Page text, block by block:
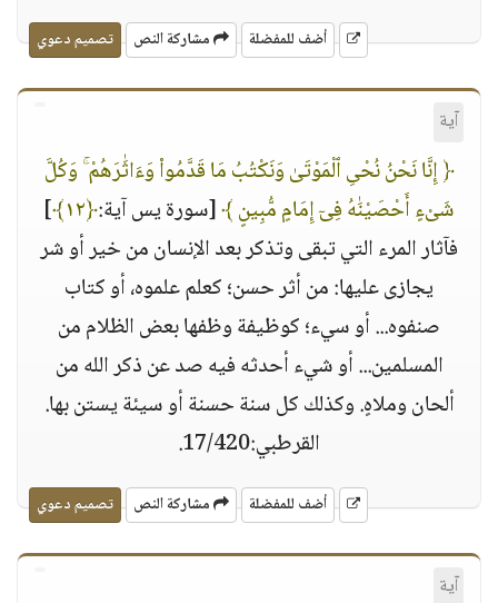
أضف للمفضلة مشاركة النص تصميم دعوي
آية
﴿ إِنَّا نَحْنُ نُحْىِ ٱلْمَوْتَىٰ وَنَكْتُبُ مَا قَدَّمُوا۟ وَءَاثَٰرَهُمْ ۚ وَكُلَّ
شَىْءٍ أَحْصَيْنَٰهُ فِىٓ إِمَامٍ مُّبِينٍ ﴾[سورة يس آية:﴿١٢﴾
]
فآثار المرء التي تبقى وتذكر بعد الإنسان من خير أو شر
يجازى عليها: من أثر حسن؛ كعلم علموه، أو كتاب
صنفوه... أو سيء؛ كوظيفة وظفها بعض الظلام من
المسلمين... أو شيء أحدثه فيه صد عن ذكر الله من
ألحان وملاهٍ. وكذلك كل سنة حسنة أو سيئة يستن بها.
القرطبي:17/420.
أضف للمفضلة مشاركة النص تصميم دعوي
آية